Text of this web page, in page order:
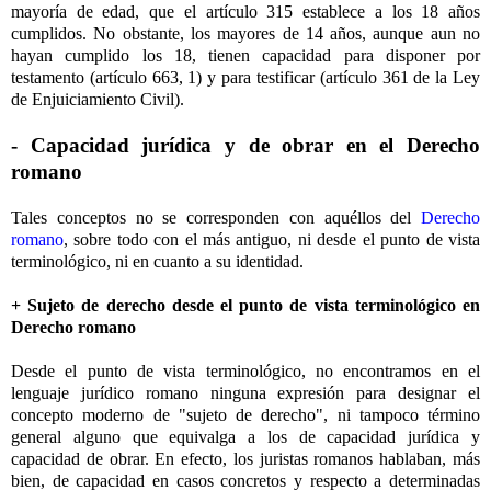
mayoría de edad, que el artículo 315 establece a los 18 años
cumplidos. No obstante, los mayores de 14 años, aunque aun no
hayan cumplido los 18, tienen capacidad para disponer por
testamento (artículo 663, 1) y para testificar (artículo 361 de la Ley
de Enjuiciamiento Civil).
- Capacidad jurídica y de obrar en el Derecho
romano
Tales conceptos no se corresponden con aquéllos del Derecho
romano, sobre todo con el más antiguo, ni desde el punto de vista
terminológico, ni en cuanto a su identidad.
+ Sujeto de derecho desde el punto de vista terminológico en
Derecho romano
Desde el punto de vista terminológico, no encontramos en el
lenguaje jurídico romano ninguna expresión para designar el
concepto moderno de "sujeto de derecho", ni tampoco término
general alguno que equivalga a los de capacidad jurídica y
capacidad de obrar. En efecto, los juristas romanos hablaban, más
bien, de capacidad en casos concretos y respecto a determinadas